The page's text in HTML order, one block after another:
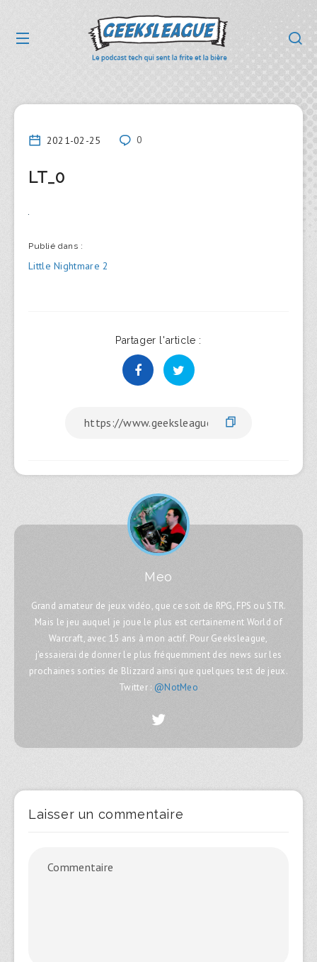
2021-02-25 0
LT_0
Publié dans :
Navigation
Little Nightmare 2
Partager l'article :
Meo
Grand amateur de jeux vidéo, que ce soit de RPG, FPS ou STR.
Mais le jeu auquel je joue le plus est certainement World of
Warcraft, avec 15 ans à mon actif. Pour Geeksleague,
j'essaierai de donner le plus fréquemment des news sur les
prochaines sorties de Blizzard ainsi que quelques test de jeux.
Twitter : @NotMeo
Laisser un commentaire